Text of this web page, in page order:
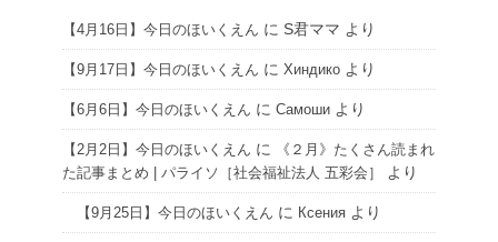
【4月16日】今日のほいくえん に S君ママ より
【9月17日】今日のほいくえん に Хиндико より
【6月6日】今日のほいくえん に Самоши より
【2月2日】今日のほいくえん に
《２月》たくさん読まれ
た記事まとめ | パライソ［社会福祉法人 五彩会］
より
【9月25日】今日のほいくえん に Ксения より